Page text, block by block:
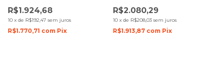
TIGRADO BRILHO COM
CAPA
R$1.924,68
10 x de R$192,47 sem juros
R$1.770,71 com Pix
CAPA
R$2.080,29
10 x de R$208,03 sem juros
R$1.913,87 com Pix